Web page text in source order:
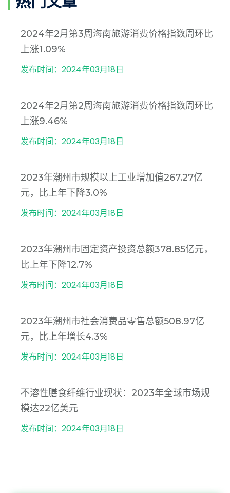
2024年2月第3周海南旅游消费价格指数周环比
上涨1.09%
发布时间：2024年03月18日
2024年2月第2周海南旅游消费价格指数周环比
上涨9.46%
发布时间：2024年03月18日
2023年潮州市规模以上工业增加值267.27亿
元，比上年下降3.0%
发布时间：2024年03月18日
2023年潮州市固定资产投资总额378.85亿元，
比上年下降12.7%
发布时间：2024年03月18日
2023年潮州市社会消费品零售总额508.97亿
元，比上年增长4.3%
发布时间：2024年03月18日
不溶性膳食纤维行业现状：2023年全球市场规
模达22亿美元
发布时间：2024年03月18日